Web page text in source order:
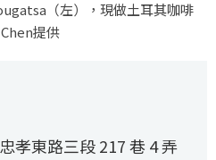
（左），現做土耳其咖啡
提供
孝東路三段 217 巷 4 弄